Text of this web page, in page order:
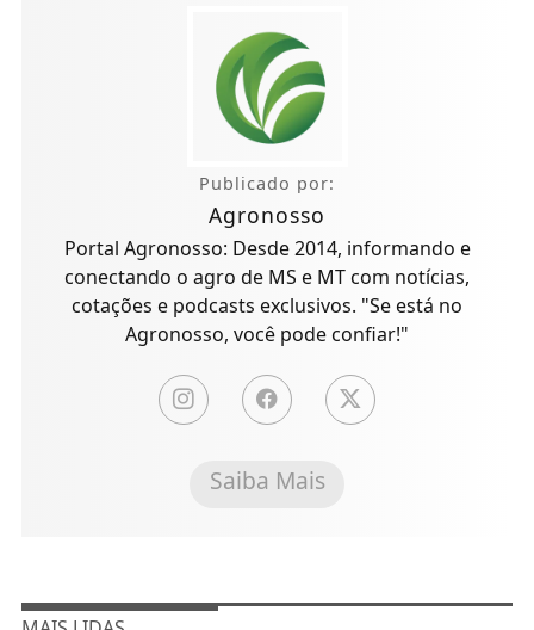
Agronosso
Portal Agronosso: Desde 2014, informando e
conectando o agro de MS e MT com notícias,
cotações e podcasts exclusivos. "Se está no
Agronosso, você pode confiar!"
Saiba Mais
MAIS LIDAS